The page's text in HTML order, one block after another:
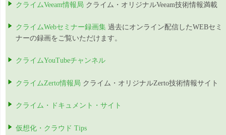
クライムVeeam情報局 クライム・オリジナルVeeam技術情報満載
クライムWebセミナー録画集 過去にオンライン配信したWEBセミ
ナーの録画をご覧いただけます。
クライムYouTubeチャンネル
クライムZerto情報局 クライム・オリジナルZerto技術情報サイト
クライム・ドキュメント・サイト
仮想化・クラウド Tips